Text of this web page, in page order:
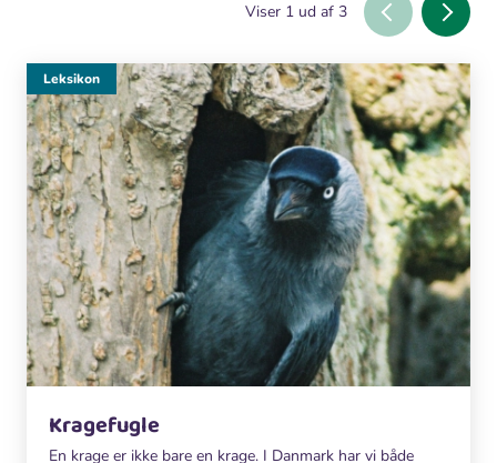
Viser 1 ud af 3
Kragefugle
En krage er ikke bare en krage. I Danmark har vi både
Leksikon